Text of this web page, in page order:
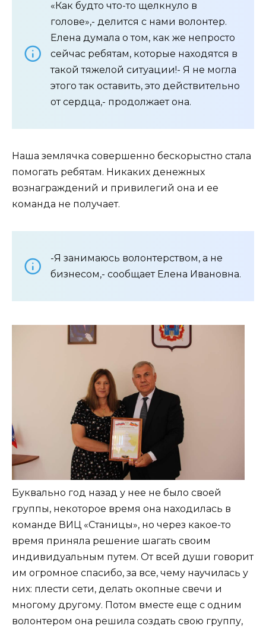
«Как будто что-то щелкнуло в
голове»,- делится с нами волонтер.
Елена думала о том, как же непросто
сейчас ребятам, которые находятся в
такой тяжелой ситуации!- Я не могла
этого так оставить, это действительно
от сердца,- продолжает она.
Наша землячка совершенно бескорыстно стала
помогать ребятам. Никаких денежных
вознаграждений и привилегий она и ее
команда не получает.
-Я занимаюсь волонтерством, а не
бизнесом,- сообщает Елена Ивановна.
Буквально год назад у нее не было своей
группы, некоторое время она находилась в
команде ВИЦ «Станицы», но через какое-то
время приняла решение шагать своим
индивидуальным путем. От всей души говорит
им огромное спасибо, за все, чему научилась у
них: плести сети, делать окопные свечи и
многому другому. Потом вместе еще с одним
волонтером она решила создать свою группу,